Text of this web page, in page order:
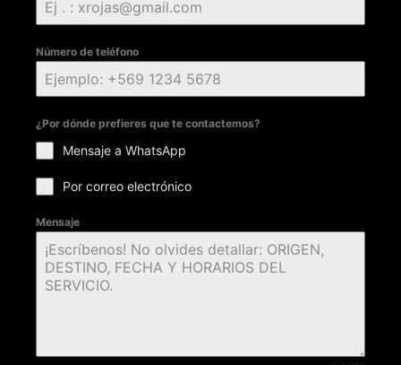
Número de teléfono
¿Por dónde prefieres que te contactemos?
Mensaje a WhatsApp
Por correo electrónico
Mensaje